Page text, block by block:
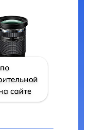
сайте